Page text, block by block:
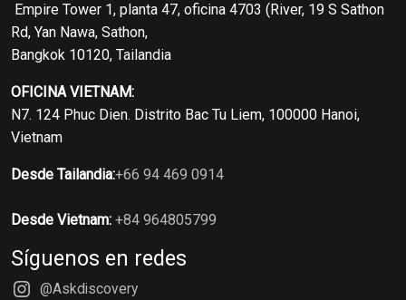
Empire Tower 1, planta 47, oficina 4703 (River, 19 S Sathon
Rd, Yan Nawa, Sathon,
Bangkok 10120, Tailandia
OFICINA VIETNAM:
N7. 124 Phuc Dien. Distrito Bac Tu Liem, 100000 Hanoi,
Vietnam
Desde Tailandia:+66 94 469 0914
Desde Vietnam: +84 964805799
Síguenos en redes
@Askdiscovery